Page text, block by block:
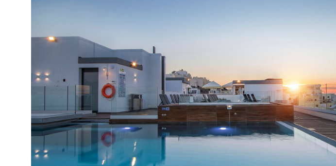
drabužių skalbimo ir valymo paslaugos
pervežimas iš ir į oro uostą
automobilių stovėjimo aikštelė
prie baseino: gultai, skėčiai – nemokamai, rankšluosčiai – už papildomą mokestį
Pramogos ir sportas:
masažas
sūkurinė vonia
treniruoklių salė
biblioteka
dviračių nuoma